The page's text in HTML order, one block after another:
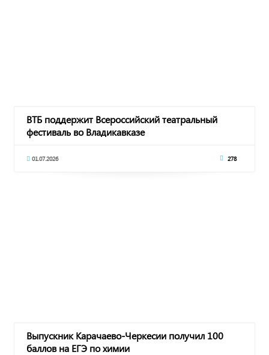
ВТБ поддержит Всероссийский театральный
фестиваль во Владикавказе
01.07.2026 278
Выпускник Карачаево-Черкесии получил 100
баллов на ЕГЭ по химии